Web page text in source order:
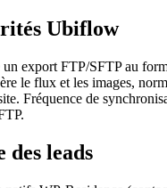
Ubiflow
export FTP/SFTP au
le flux et les images,
Fréquence de
des leads